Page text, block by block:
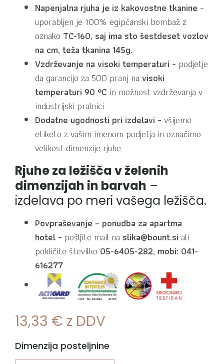
Napenjalna rjuha je iz kakovostne tkanine –
uporabljen je 100% egipčanski bombaž z
oznako TC-160, saj ima sto šestdeset vozlov
na cm, teža tkanina 145g.
Vzdrževanje na visoki temperaturi – podjetje
da garancijo za 500 pranj na visoki
temperaturi 90 °C in možnost vzdrževanja v
industrijski pralnici.
Dodatne ugodnosti pri izdelavi – všijemo
etiketo z vašim imenom podjetja in označimo
velikost dimenzije rjuhe.
Rjuhe za ležišča v želenih
dimenzijah in barvah –
izdelava po meri vašega ležišča.
Povpraševanje – ponudba za apartma
hotel – pošljite mail na slika@bount.si ali
pokličite številko 05-6405-282, mobi: 041-
616277
13,33 € z DDV
Dimenzija posteljnine